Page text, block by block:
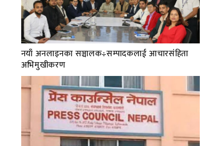
नयाँ अनलाइनका सञ्चालक÷सम्पादकलाई आचारसंहिता
अभिमुखीकरण